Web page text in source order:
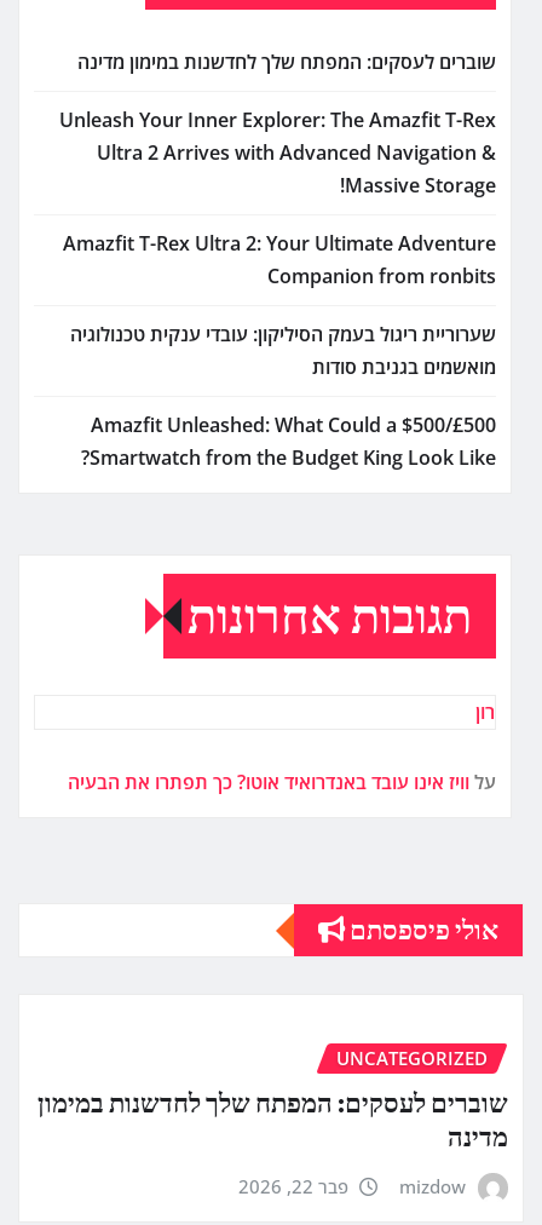
שוברים לעסקים: המפתח שלך לחדשנות במימון מדינה
Unleash Your Inner Explorer: The Amazfit T-Rex
Ultra 2 Arrives with Advanced Navigation &
Massive Storage!
Amazfit T-Rex Ultra 2: Your Ultimate Adventure
Companion from ronbits
שערוריית ריגול בעמק הסיליקון: עובדי ענקית טכנולוגיה
מואשמים בגניבת סודות
Amazfit Unleashed: What Could a $500/£500
Smartwatch from the Budget King Look Like?
תגובות אחרונות
רון
עלוויז אינו עובד באנדרואיד אוטו? כך תפתרו את הבעיה
אולי פיספסתם
UNCATEGORIZED
שוברים לעסקים: המפתח שלך לחדשנות במימון
מדינה
mizdow פבר 22, 2026